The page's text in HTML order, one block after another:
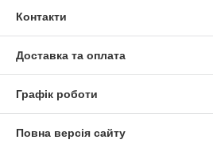
Контакти
Доставка та оплата
Графік роботи
Повна версія сайту